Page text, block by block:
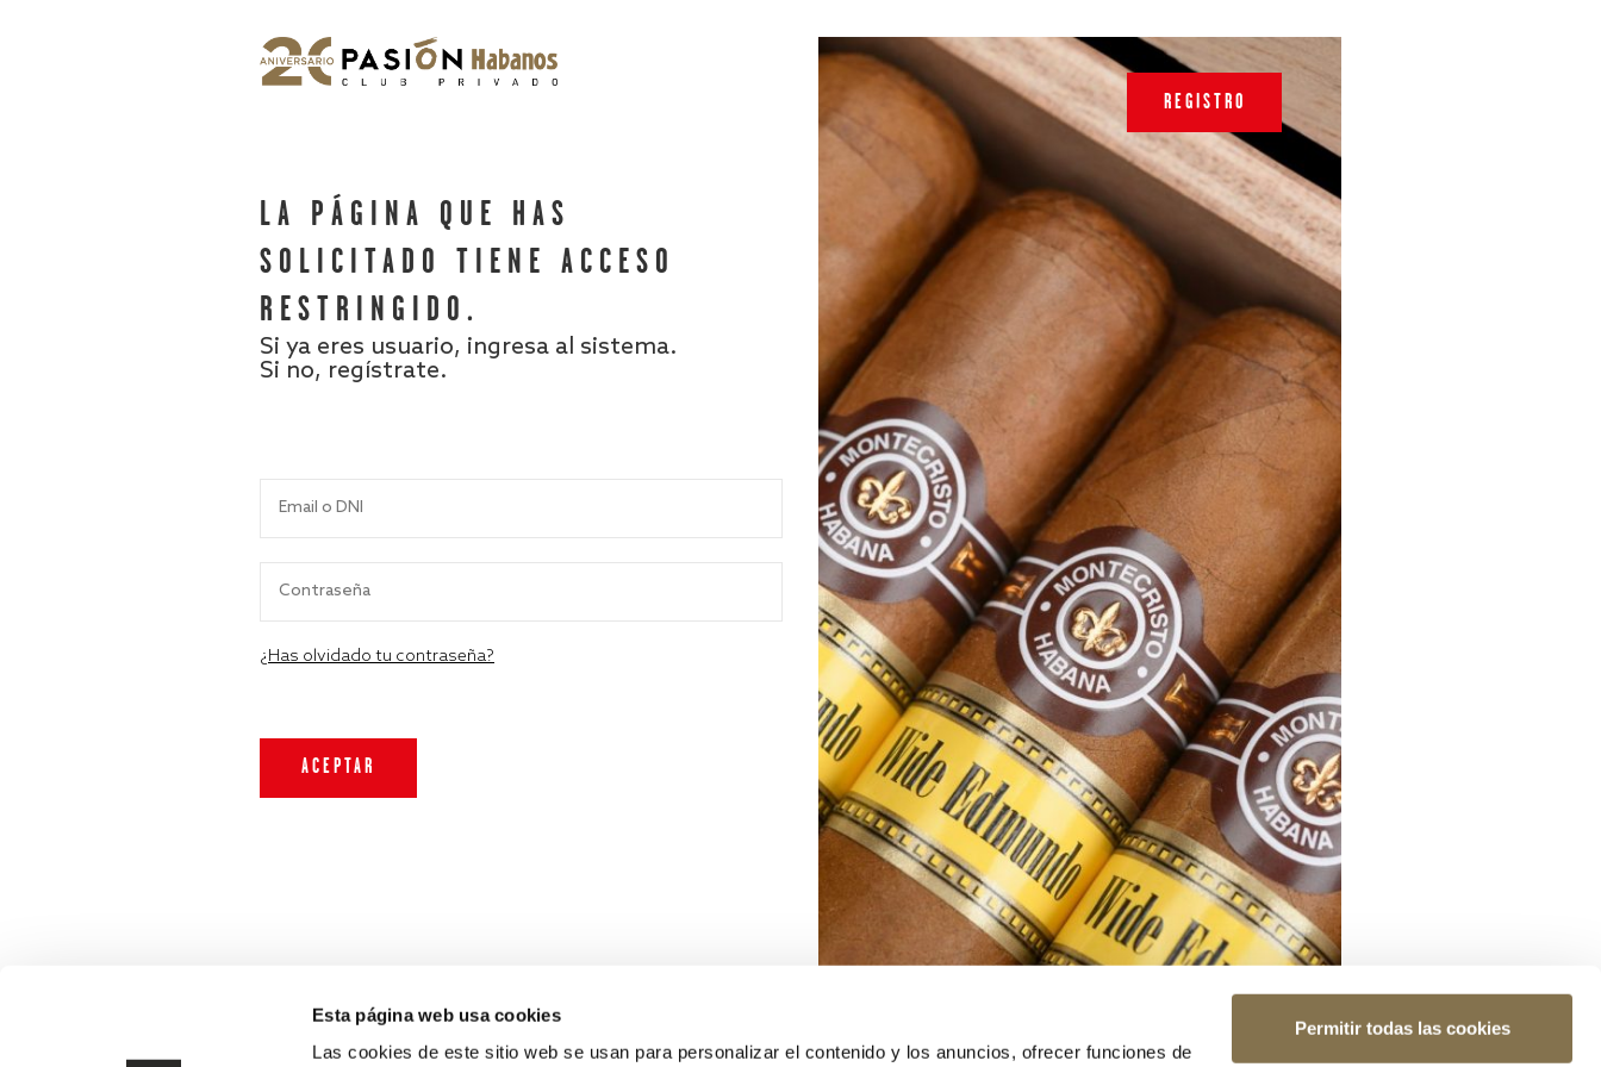
Esta página web usa cookies
Las cookies de este sitio web se usan para personalizar el contenido y los anuncios, ofrecer funciones de
Permitir todas las cookies
LA PÁGINA QUE HAS
SOLICITADO TIENE ACCESO
RESTRINGIDO.
Si ya eres usuario, ingresa al sistema.
Si no, regístrate.
¿Has olvidado tu contraseña?
REGISTRO